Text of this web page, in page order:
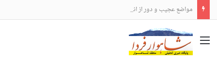
مواضع عجیب و دور از انتظار علی لاریجانی
منو